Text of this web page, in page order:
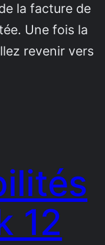
la facture de
Une fois la
revenir vers
12